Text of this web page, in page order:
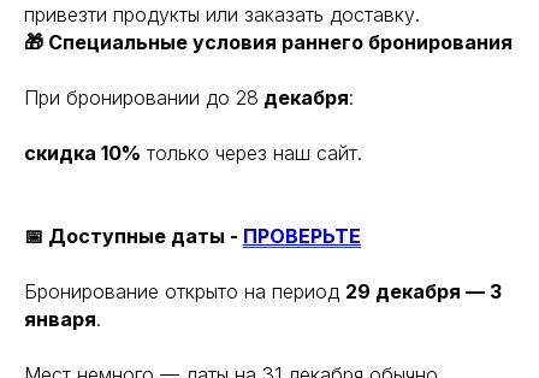
привезти продукты или заказать доставку.
🎁 Специальные условия раннего бронирования
При бронировании до 28 декабря:
скидка 10% только через наш сайт.
📅 Доступные даты - ПРОВЕРЬТЕ
Бронирование открыто на период 29 декабря — 3
января.